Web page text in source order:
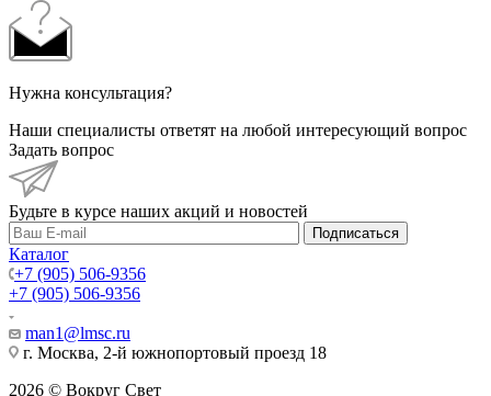
Нужна консультация?
Наши специалисты ответят на любой интересующий вопрос
Задать вопрос
Будьте в курсе наших акций и новостей
Подписаться
Каталог
+7 (905) 506-9356
+7 (905) 506-9356
man1@lmsc.ru
г. Москва, 2-й южнопортовый проезд 18
2026 © Вокруг Свет